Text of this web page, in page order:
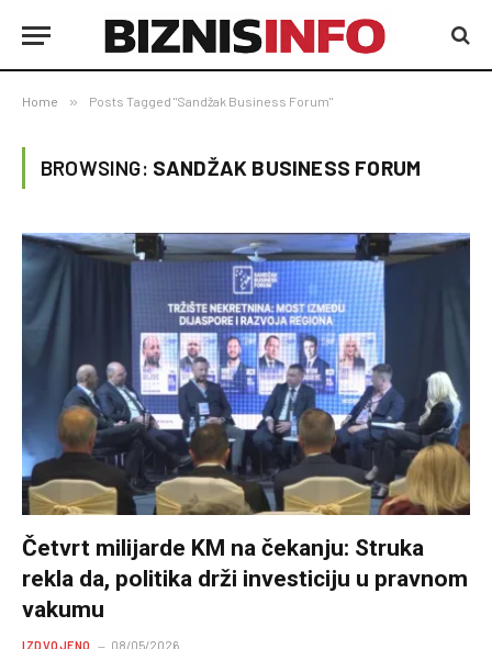
Home » Posts Tagged "Sandžak Business Forum"
BROWSING: SANDŽAK BUSINESS FORUM
Četvrt milijarde KM na čekanju: Struka
rekla da, politika drži investiciju u pravnom
vakumu
IZDVOJENO 08/05/2026